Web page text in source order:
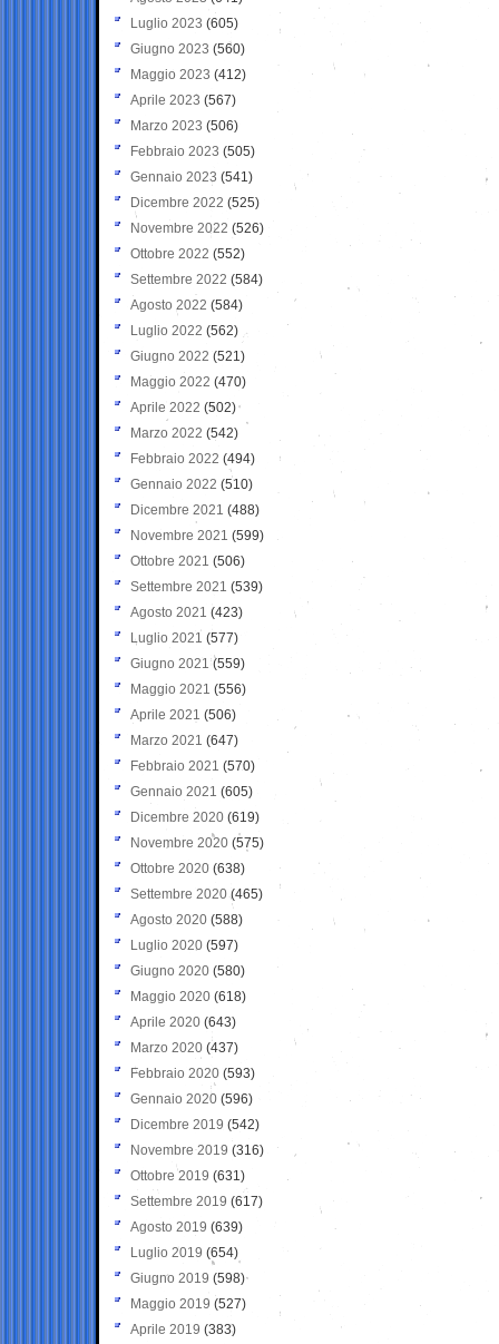
Luglio 2023 (605)
Giugno 2023 (560)
Maggio 2023 (412)
Aprile 2023 (567)
Marzo 2023 (506)
Febbraio 2023 (505)
Gennaio 2023 (541)
Dicembre 2022 (525)
Novembre 2022 (526)
Ottobre 2022 (552)
Settembre 2022 (584)
Agosto 2022 (584)
Luglio 2022 (562)
Giugno 2022 (521)
Maggio 2022 (470)
Aprile 2022 (502)
Marzo 2022 (542)
Febbraio 2022 (494)
Gennaio 2022 (510)
Dicembre 2021 (488)
Novembre 2021 (599)
Ottobre 2021 (506)
Settembre 2021 (539)
Agosto 2021 (423)
Luglio 2021 (577)
Giugno 2021(559)
Maggio 2021 (556)
Aprile 2021 (506)
Marzo 2021 (647)
Febbraio 2021 (570)
Gennaio 2021 (605)
Dicembre 2020 (619)
Novembre 2020 (575)
Ottobre 2020 (638)
Settembre 2020(465)
Agosto 2020 (588)
Luglio 2020 (597)
Giugno 2020 (580)
Maggio 2020 (618)
Aprile 2020 (643)
Marzo 2020 (437)
Febbraio 2020 (593)
Gennaio 2020 (596)
Dicembre 2019 (542)
Novembre 2019 (316)
Ottobre 2019 (631)
Settembre 2019 (617)
Agosto 2019 (639)
Luglio 2019 (654)
Giugno 2019 (598)
Maggio 2019 (527)
Aprile 2019 (383)